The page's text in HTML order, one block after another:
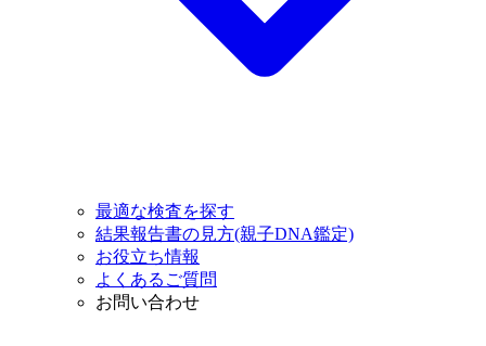
最適な検査を探す
結果報告書の見方(親子DNA鑑定)
お役立ち情報
よくあるご質問
お問い合わせ